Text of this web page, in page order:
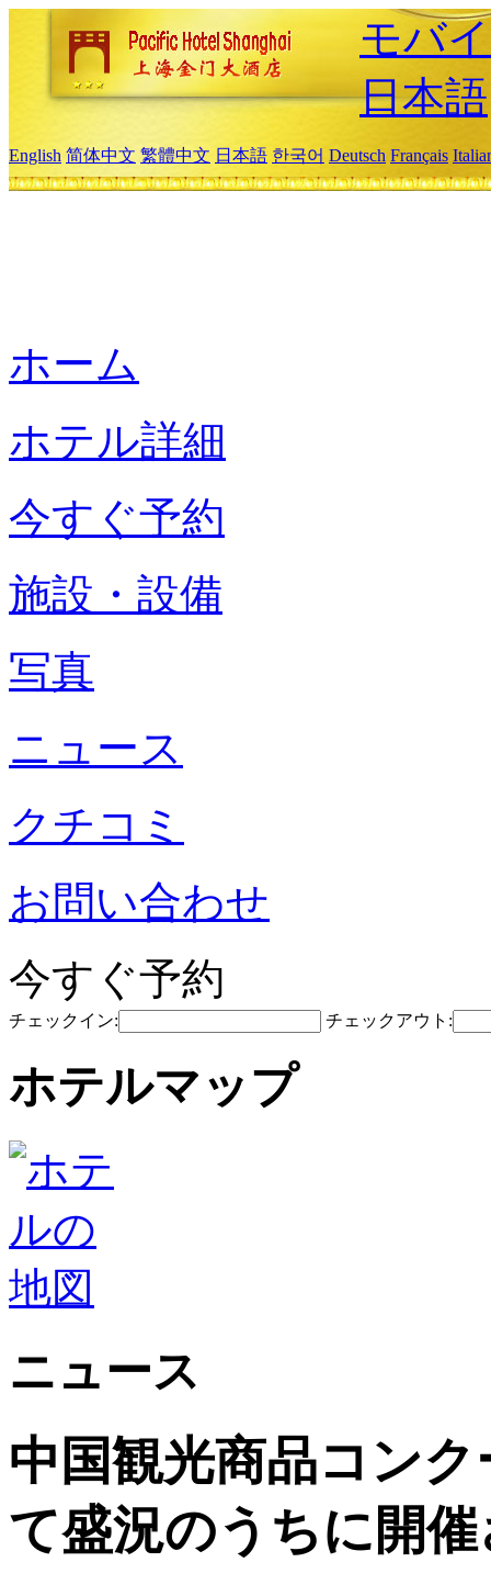
モバ
日本語
English 简体中文 繁體中文 日本語 한국어 Deutsch Français
ホーム
ホテル詳細
今すぐ予約
施設・設備
写真
ニュース
クチコミ
お問い合わせ
今すぐ予約
チェックイン: チェックアウト:
ホテルマップ
ニュース
中国観光商品コン
て盛況のうちに開